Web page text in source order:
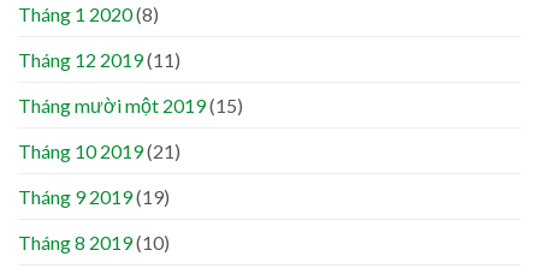
Tháng 1 2020(8)
Tháng 12 2019(11)
Tháng mười một 2019(15)
Tháng 10 2019(21)
Tháng 9 2019(19)
Tháng 8 2019(10)